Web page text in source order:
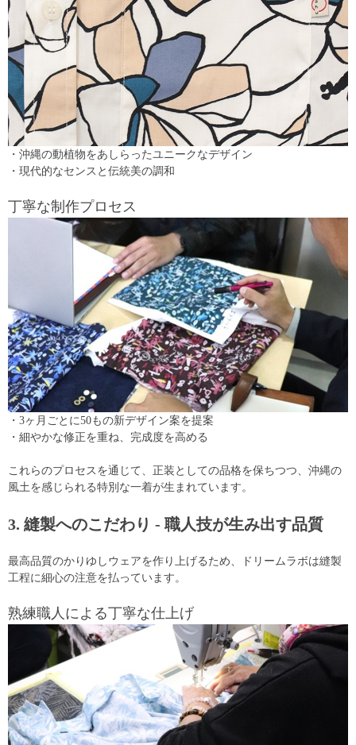
・沖縄の動植物をあしらったユニークなデザイン
・現代的なセンスと伝統美の調和
丁寧な制作プロセス
・3ヶ月ごとに50もの新デザイン案を提案
・細やかな修正を重ね、完成度を高める
これらのプロセスを通じて、正装としての品格を保ちつつ、沖縄の
風土を感じられる特別な一着が生まれています。
3. 縫製へのこだわり - 職人技が生み出す品質
最高品質のかりゆしウェアを作り上げるため、ドリームラボは縫製
工程に細心の注意を払っています。
熟練職人による丁寧な仕上げ